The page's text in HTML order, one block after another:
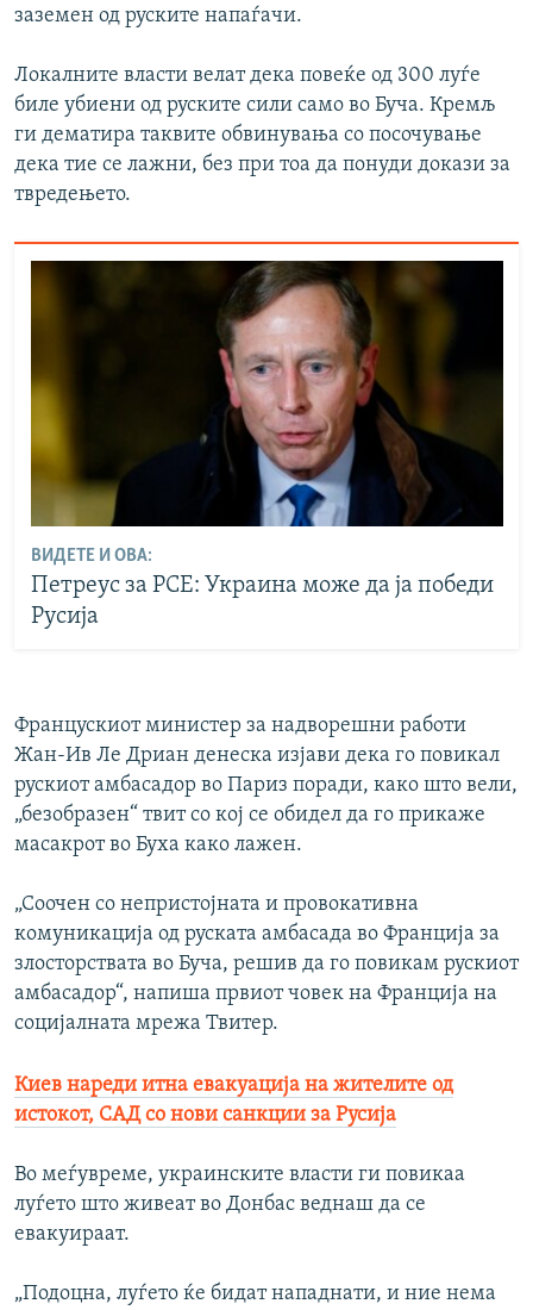
заземен од руските напаѓачи.
Локалните власти велат дека повеќе од 300 луѓе
биле убиени од руските сили само во Буча. Кремљ
ги дематира таквите обвинувања со посочување
дека тие се лажни, без при тоа да понуди докази за
твредењето.
ВИДЕТЕ И ОВА:
Петреус за РСЕ: Украина може да ја победи
Русија
Францускиот министер за надворешни работи
Жан-Ив Ле Дриан денеска изјави дека го повикал
рускиот амбасадор во Париз поради, како што вели,
„безобразен“ твит со кој се обидел да го прикаже
масакрот во Буха како лажен.
„Соочен со непристојната и провокативна
комуникација од руската амбасада во Франција за
злосторствата во Буча, решив да го повикам рускиот
амбасадор“, напиша првиот човек на Франција на
социјалната мрежа Твитер.
Киев нареди итна евакуација на жителите од
истокот, САД со нови санкции за Русија
Во меѓувреме, украинските власти ги повикаа
луѓето што живеат во Донбас веднаш да се
евакуираат.
„Подоцна, луѓето ќе бидат нападнати, и ние нема